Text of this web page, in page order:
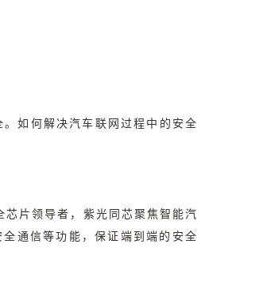
如何解决汽车联网过程中的安全
片领导者，紫光同芯聚焦智能汽
通信等功能，保证端到端的安全